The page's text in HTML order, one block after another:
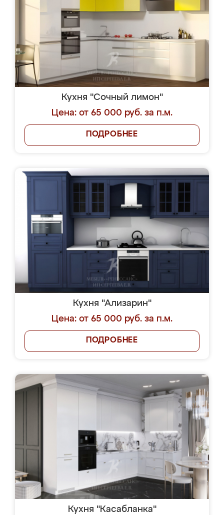
Кухня "Сочный лимон"
Цена: от 65 000 руб. за п.м.
ПОДРОБНЕЕ
Кухня "Ализарин"
Цена: от 65 000 руб. за п.м.
ПОДРОБНЕЕ
Кухня "Касабланка"